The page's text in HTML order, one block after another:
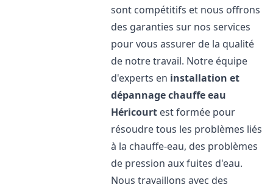
sont compétitifs et nous offrons
des garanties sur nos services
pour vous assurer de la qualité
de notre travail. Notre équipe
d'experts en installation et
dépannage chauffe eau
Héricourt est formée pour
résoudre tous les problèmes liés
à la chauffe-eau, des problèmes
de pression aux fuites d'eau.
Nous travaillons avec des